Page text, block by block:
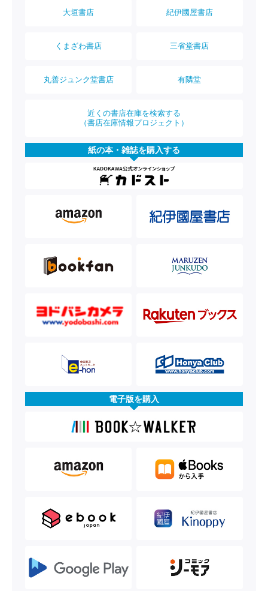
大垣書店 紀伊國屋書店
くまざわ書店 三省堂書店
丸善ジュンク堂書店 有隣堂
近くの書店在庫を検索する
（書店在庫情報プロジェクト）
紙の本・雑誌を購入する
電子版を購入